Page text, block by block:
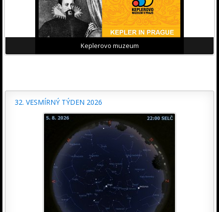
Keplerovo muzeum
32. VESMÍRNÝ TÝDEN 2026